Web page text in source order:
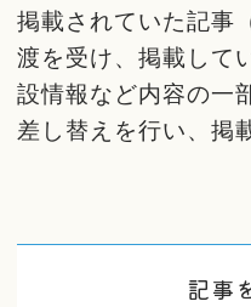
掲載されていた記事
渡を受け、掲載して
設情報など内容の一
差し替えを行い、掲
記事